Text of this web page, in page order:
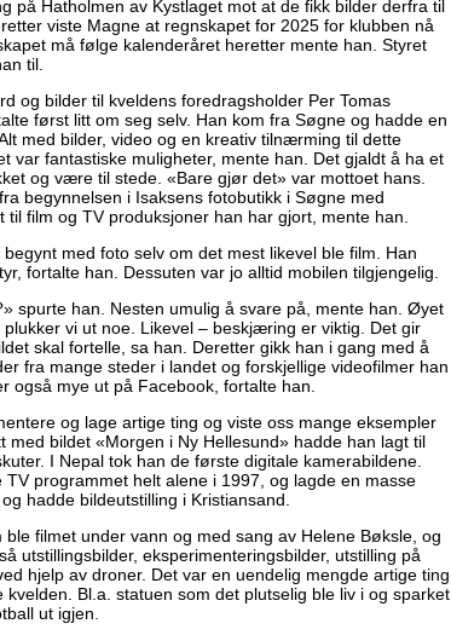
på Hatholmen av Kystlaget mot at de fikk bilder derfra til
viste Magne at regnskapet for 2025 for klubben nå
må følge kalenderåret heretter mente han. Styret
til.
og bilder til kveldens foredragsholder Per Tomas
først litt om seg selv. Han kom fra Søgne og hadde en
med bilder, video og en kreativ tilnærming til dette
var fantastiske muligheter, mente han. Det gjaldt å ha et
og være til stede. «Bare gjør det» var mottoet hans.
begynnelsen i Isaksens fotobutikk i Søgne med
til film og TV produksjoner han har gjort, mente han.
med foto selv om det mest likevel ble film. Han
fortalte han. Dessuten var jo alltid mobilen tilgjengelig.
spurte han. Nesten umulig å svare på, mente han. Øyet
vi ut noe. Likevel – beskjæring er viktig. Det gir
skal fortelle, sa han. Deretter gikk han i gang med å
fra mange steder i landet og forskjellige videofilmer han
også mye ut på Facebook, fortalte han.
og lage artige ting og viste oss mange eksempler
med bildet «Morgen i Ny Hellesund» hadde han lagt til
I Nepal tok han de første digitale kamerabildene.
TV programmet helt alene i 1997, og lagde en masse
hadde bildeutstilling i Kristiansand.
ble filmet under vann og med sang av Helene Bøksle, og
utstillingsbilder, eksperimenteringsbilder, utstilling på
hjelp av droner. Det var en uendelig mengde artige ting
kvelden. Bl.a. statuen som det plutselig ble liv i og sparket
ut igjen.